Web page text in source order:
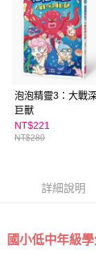
泡泡精靈3：大戰
巨獸
NT$221
NT$280
詳細說明
國小低中年級